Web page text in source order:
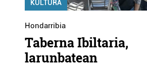
KULTURA
Hondarribia
Taberna Ibiltaria,
larunbatean